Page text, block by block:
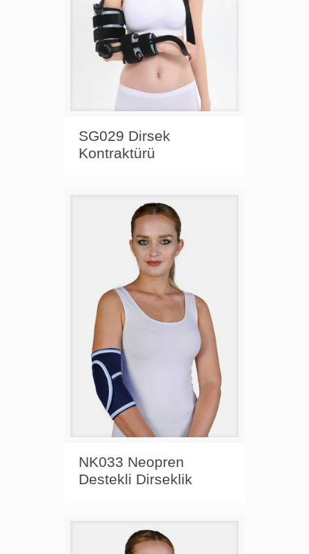
SG029 Dirsek
Kontraktürü
NK033 Neopren
Destekli Dirseklik